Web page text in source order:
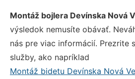
Montáž bojlera Devínska Nová
výsledok nemusíte obávať.
nás pre viac informácií. Prezrite
služby, ako napríklad
Montáž bidetu Devínska Nová